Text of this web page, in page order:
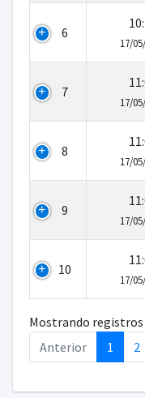
6
17/
7
17/
8
17/
9
17/
10
17/
Mostrando registros
Anterior
1 2